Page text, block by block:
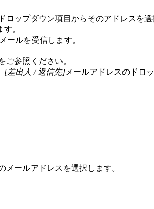
ドロップダウン項目からそのアドレスを
す。
ールを受信します。
ご参照ください。
[差出人 / 返信先] メールアドレスのドロ
メールアドレスを選択します。